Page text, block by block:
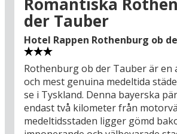
motorvägsavfarten gör det
flera av Bayerns övriga stora
Würzburg (58 km) kan man
prakt som har medverkat till att
med på UNESCO:s världsarvslista.
km) mixas de charmigaste
med bayersk öl, bratwurst och
Men var inte för optimistisk med
för utflykter på din bilsemester
Rothenburg ob der Tauber finns
der Tauber
Hotel Rappen Rothenburg ob
Rothenburg ob der Tauber är en
och mest genuina medeltida
se i Tyskland. Denna bayerska
endast två kilometer från
medeltidsstaden ligger gömd